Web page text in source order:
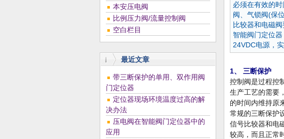
本安压电阀
比例压力阀/流量控制阀
空白栏目
最近文章
带三断保护的单用、双作用阀
门定位器
定位器现场环境温度过高的解
决办法
压电阀在智能阀门定位器中的
应用
必须在有效的
阀、气锁阀(保
比较器和电磁
智能阀门定位
24VDC电源，
1、 三断保护
控制阀是过程控
生产工艺的需要
的时间内维持原
常规的三断保护
信号比较器和电
较高，而且正常